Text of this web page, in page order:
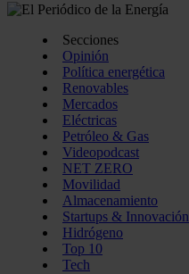
Secciones
Opinión
Política energética
Renovables
Mercados
Eléctricas
Petróleo & Gas
Videopodcast
NET ZERO
Movilidad
Almacenamiento
Startups & Innovación
Hidrógeno
Top 10
Tech